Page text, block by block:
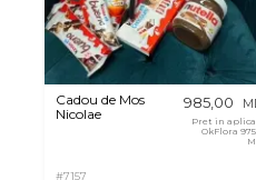
Cadou de Mos
Nicolae
#7157
985,00
Pret in
OkFlora